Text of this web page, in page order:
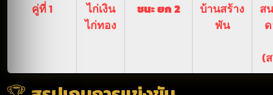
คู่ที่ 1
ไก่เงิน
ไก่ทอง
ชนะ ยก 2
บ้านสร้าง
พัน
ส
(